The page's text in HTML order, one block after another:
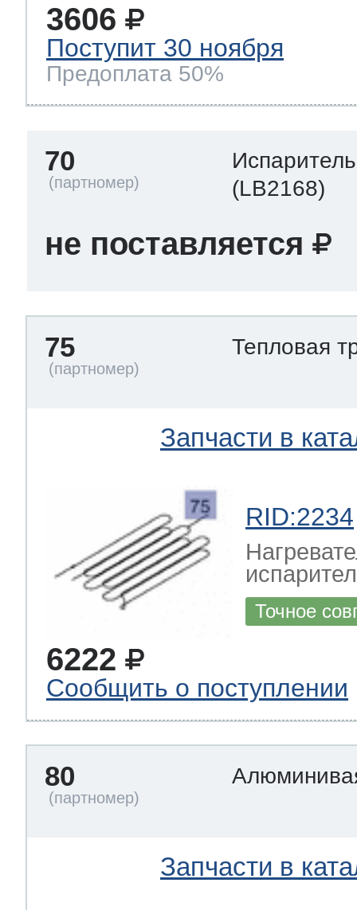
3606
Поступит 30 ноября
Предоплата 50%
70
Испаритель
(LB2168)
не поставляется
75 Тепловая
Запчасти в
RID:2234
Точное
6222
Сообщить о поступлении
80
Запчасти в